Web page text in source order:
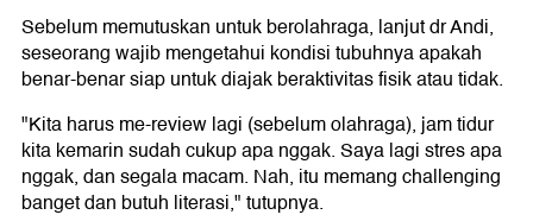
Sebelum memutuskan untuk berolahraga, lanjut dr Andi,
seseorang wajib mengetahui kondisi tubuhnya apakah
benar-benar siap untuk diajak beraktivitas fisik atau tidak.
"Kita harus me-review lagi (sebelum olahraga), jam tidur
kita kemarin sudah cukup apa nggak. Saya lagi stres apa
nggak, dan segala macam. Nah, itu memang challenging
banget dan butuh literasi," tutupnya.